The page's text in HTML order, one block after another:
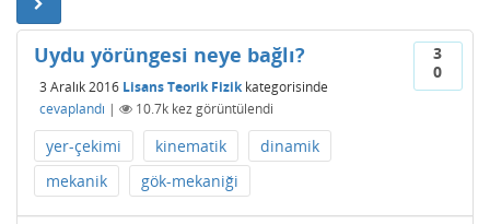
3
0
Uydu yörüngesi neye bağlı?
3 Aralık 2016 Lisans Teorik Fizikkategorisinde
cevaplandı | 10.7k kez görüntülendi
yer-çekimi kinematik
dinamik
mekanik
gök-mekaniği